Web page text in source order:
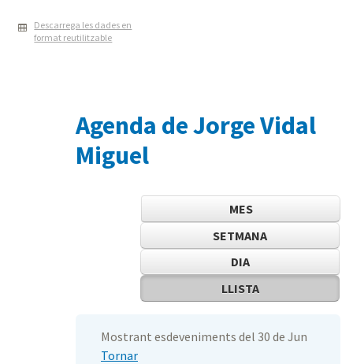
Descarrega les dades en
format reutilitzable
Agenda de Jorge Vidal
Miguel
MES
SETMANA
DIA
LLISTA
Mostrant esdeveniments del 30 de Jun
Tornar